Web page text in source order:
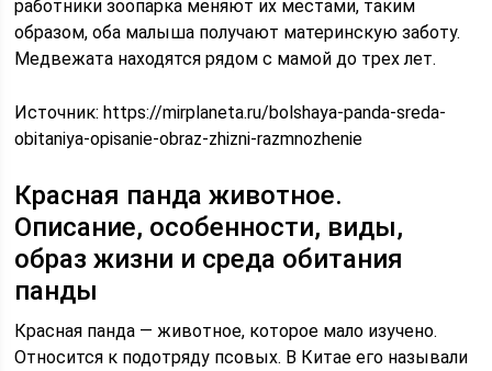
работники зоопарка меняют их местами, таким
образом, оба малыша получают материнскую заботу.
Медвежата находятся рядом с мамой до трех лет.
Источник:https://mirplaneta.ru/bolshaya-panda-sreda-
obitaniya-opisanie-obraz-zhizni-razmnozhenie
Красная панда животное.
Описание, особенности, виды,
образ жизни и среда обитания
панды
Красная панда — животное, которое мало изучено.
Относится к подотряду псовых. В Китае его называли